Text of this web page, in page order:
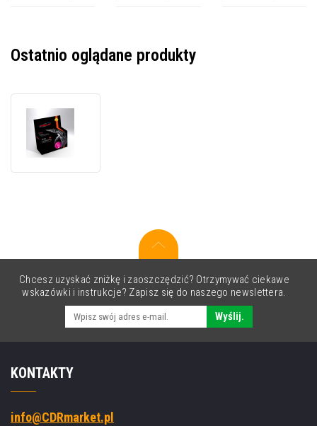
Ostatnio oglądane produkty
do
(magenta)
Chcesz uzyskać zniżkę i zaoszczędzić? Otrzymywać ciekawe
wskazówki i instrukcje? Zapisz się do naszego newslettera.
Wyślij.
KONTAKTY
info@CDRmarket.pl